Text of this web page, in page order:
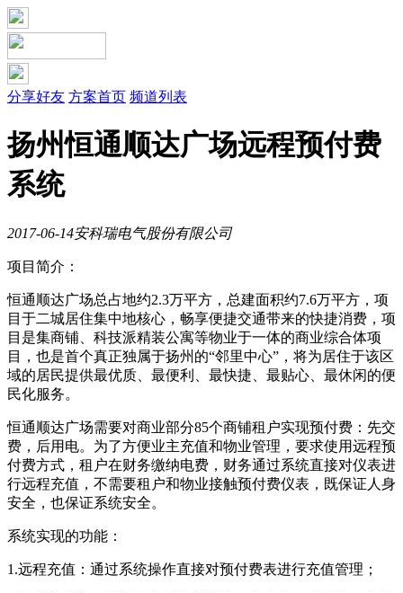
分享好友 方案首页 频道列表
扬州恒通顺达广场远程预付费
系统
2017-06-14安科瑞电气股份有限公司
项目简介：
恒通顺达广场总占地约2.3万平方，总建面积约7.6万平方，项
目于二城居住集中地核心，畅享便捷交通带来的快捷消费，项
目是集商铺、科技派精装公寓等物业于一体的商业综合体项
目，也是首个真正独属于扬州的“邻里中心”，将为居住于该区
域的居民提供最优质、最便利、最快捷、最贴心、最休闲的便
民化服务。
恒通顺达广场需要对商业部分85个商铺租户实现预付费：先交
费，后用电。为了方便业主充值和物业管理，要求使用远程预
付费方式，租户在财务缴纳电费，财务通过系统直接对仪表进
行远程充值，不需要租户和物业接触预付费仪表，既保证人身
安全，也保证系统安全。
系统实现的功能：
1.远程充值：通过系统操作直接对预付费表进行充值管理；